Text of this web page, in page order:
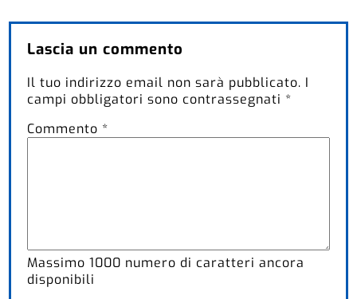
Lascia un commento
Il tuo indirizzo email non sarà pubblicato. I
campi obbligatori sono contrassegnati *
Commento *
Massimo1000 numero di caratteri ancora
disponibili